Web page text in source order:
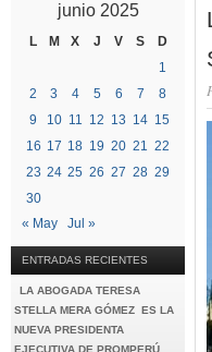
junio 2025
L M X J V S
D
1
2
3 4 5 6 7
8
9
10 11 12 13 14 15
16 17 18 19 20 21 22
23 24 25 26 27 28 29
30
« May
Jul »
ENTRADAS RECIENTES
LA ABOGADA TERESA
STELLA MERA GÓMEZ ES LA
NUEVA PRESIDENTA
EJECUTIVA DE PROMPERÚ